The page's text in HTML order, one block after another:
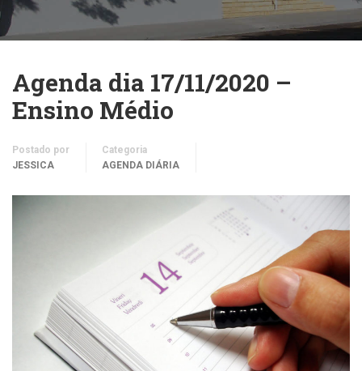
Agenda dia 17/11/2020 –
Ensino Médio
Postado por
JESSICA
Categoria
AGENDA DIÁRIA